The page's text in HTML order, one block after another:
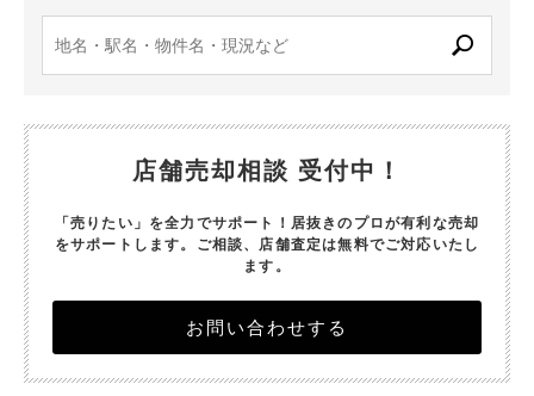
店舗売却相談 受付中！
「売りたい」を全力でサポート！居抜きのプロが有利な売却
をサポートします。 ご相談、店舗査定は無料でご対応いたし
ます。
お問い合わせする